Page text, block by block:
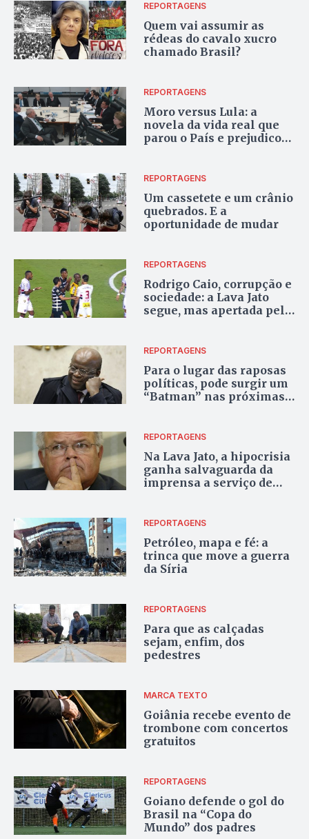
REPORTAGENS
Quem vai assumir as
rédeas do cavalo xucro
chamado Brasil?
REPORTAGENS
Moro versus Lula: a
novela da vida real que
parou o País e prejudicou
REPORTAGENS
Um cassetete e um crânio
quebrados. E a
oportunidade de mudar
REPORTAGENS
Rodrigo Caio, corrupção e
sociedade: a Lava Jato
segue, mas apertada pela
REPORTAGENS
Para o lugar das raposas
políticas, pode surgir um
“Batman” nas próximas
REPORTAGENS
Na Lava Jato, a hipocrisia
ganha salvaguarda da
imprensa a serviço de
REPORTAGENS
Petróleo, mapa e fé: a
trinca que move a guerra
da Síria
REPORTAGENS
Para que as calçadas
sejam, enfim, dos
pedestres
MARCA TEXTO
Goiânia recebe evento de
trombone com concertos
gratuitos
REPORTAGENS
Goiano defende o gol do
Brasil na “Copa do
Mundo” dos padres